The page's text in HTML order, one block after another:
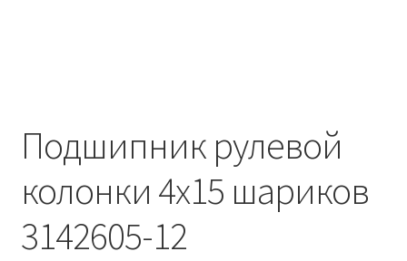
Подшипник рулевой
колонки 4х15 шариков
3142605-12